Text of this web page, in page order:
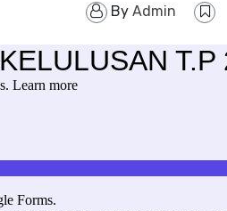
By Admin